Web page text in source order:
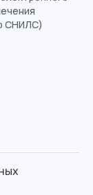
СНИЛС)